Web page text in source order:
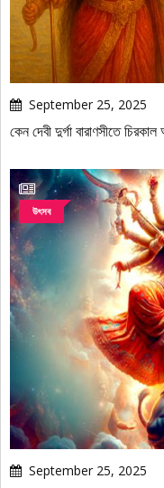
September 25, 2025
কেন দেবী দুর্গা বারাণসীতে
উৎসব
September 25, 2025